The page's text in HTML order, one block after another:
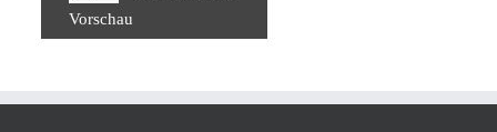
Vorschau